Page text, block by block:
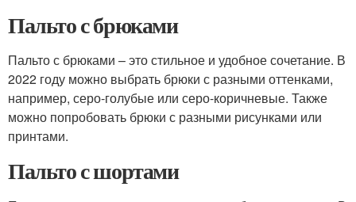
Пальто с брюками
Пальто с брюками – это стильное и удобное сочетание. В
2022 году можно выбрать брюки с разными оттенками,
например, серо-голубые или серо-коричневые. Также
можно попробовать брюки с разными рисунками или
принтами.
Пальто с шортами